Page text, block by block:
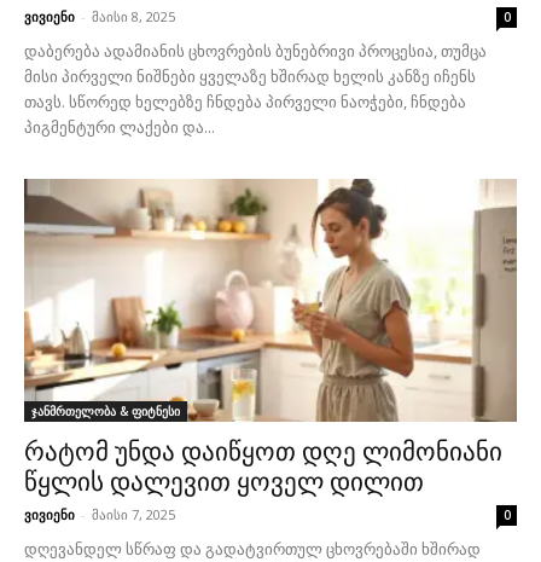
ვივიენი - მაისი 8, 2025 0
დაბერება ადამიანის ცხოვრების ბუნებრივი პროცესია, თუმცა
მისი პირველი ნიშნები ყველაზე ხშირად ხელის კანზე იჩენს
თავს. სწორედ ხელებზე ჩნდება პირველი ნაოჭები, ჩნდება
პიგმენტური ლაქები და...
ჯანმრთელობა & ფიტნესი
რატომ უნდა დაიწყოთ დღე ლიმონიანი
წყლის დალევით ყოველ დილით
ვივიენი - მაისი 7, 2025 0
დღევანდელ სწრაფ და გადატვირთულ ცხოვრებაში ხშირად